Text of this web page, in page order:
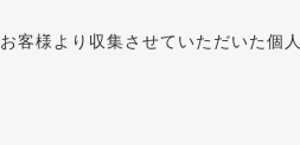
お客様より収集させていただいた個